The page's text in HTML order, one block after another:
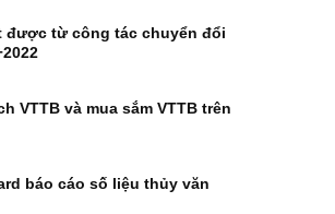
được từ công tác chuyển đổi
VTTB và mua sắm VTTB trên
báo cáo số liệu thủy văn